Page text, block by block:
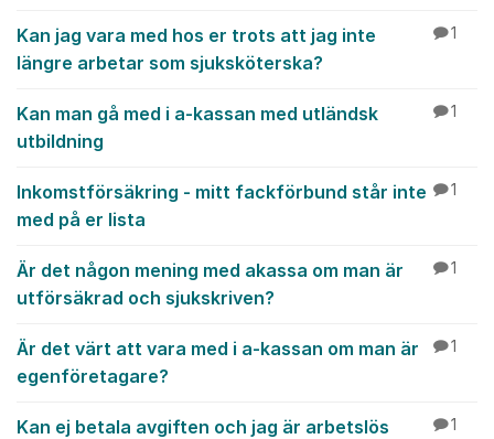
Kan jag vara med hos er trots att jag inte
längre arbetar som sjuksköterska?
1
Kan man gå med i a-kassan med utländsk
utbildning
1
Inkomstförsäkring - mitt fackförbund står inte
med på er lista
1
Är det någon mening med akassa om man är
utförsäkrad och sjukskriven?
1
Är det värt att vara med i a-kassan om man är
egenföretagare?
1
Kan ej betala avgiften och jag är arbetslös 1